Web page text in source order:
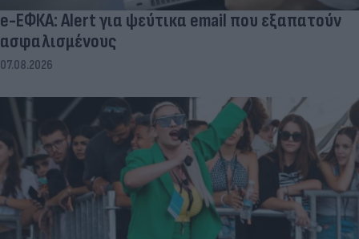
e-ΕΦΚΑ: Alert για ψεύτικα email που εξαπατούν
ασφαλισμένους
07.08.2026